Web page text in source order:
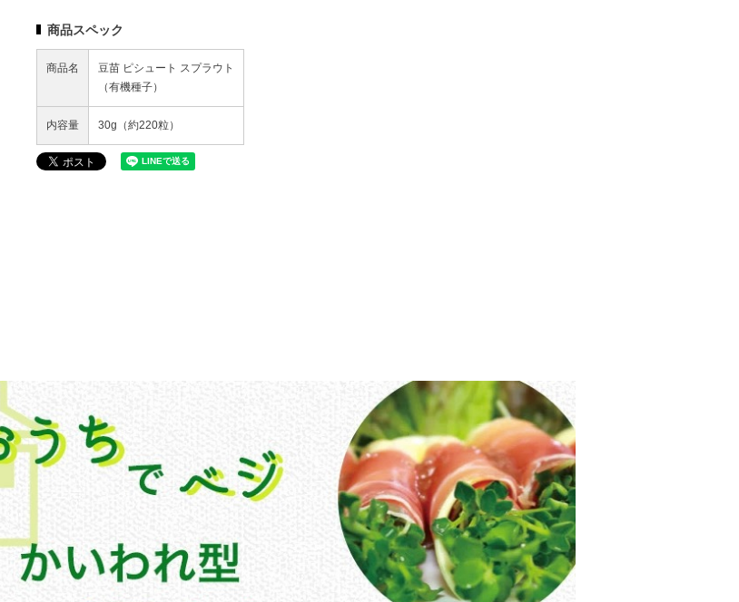
商品スペック
商品名
豆苗 ピシュート スプラウト
（有機種子）
内容量 30g（約220粒）